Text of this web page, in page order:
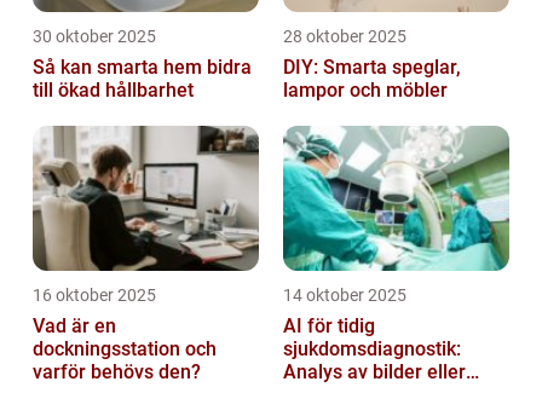
30 oktober 2025
Så kan smarta hem bidra
till ökad hållbarhet
28 oktober 2025
DIY: Smarta speglar,
lampor och möbler
16 oktober 2025
Vad är en
dockningsstation och
varför behövs den?
14 oktober 2025
AI för tidig
sjukdomsdiagnostik:
Analys av bilder eller